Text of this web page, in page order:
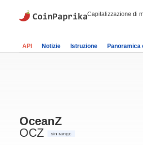
Capitalizzazione di
API Notizie Istruzione Panoramica
OceanZ
OCZ
sin rango